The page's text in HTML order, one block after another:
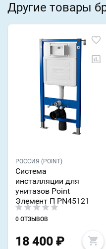
Другие товары
РОССИЯ (POINT)
Система
инсталляции для
унитазов Point
Элемент П PN45121
0 ОТЗЫВОВ
18 400 ₽